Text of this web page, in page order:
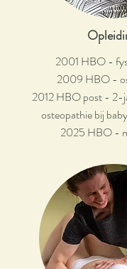
2001 HBO -
2009 HBO -
2012 HBO post - 2-
osteopathie bij
2025 HBO -